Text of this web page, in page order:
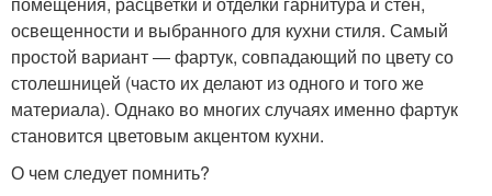
освещенности и выбранного для кухни стиля. Самый
простой вариант ― фартук, совпадающий по цвету со
столешницей (часто их делают из одного и того же
материала). Однако во многих случаях именно фартук
становится цветовым акцентом кухни.
О чем следует помнить?